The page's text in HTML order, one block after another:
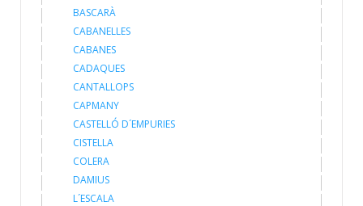
BASCARÀ
CABANELLES
CABANES
CADAQUES
CANTALLOPS
CAPMANY
CASTELLÓ D´EMPURIES
CISTELLA
COLERA
DAMIUS
L´ESCALA